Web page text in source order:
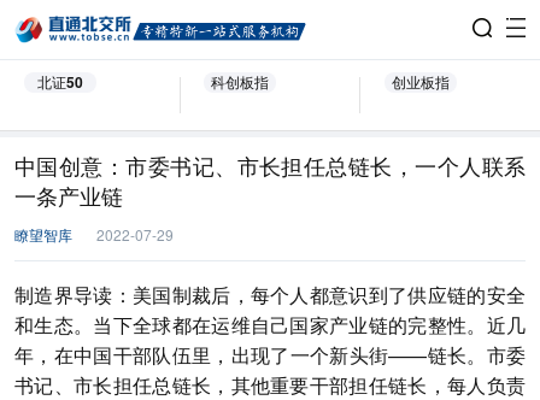
北证50 科创板指 创业板指
中国创意：市委书记、市长担任总链长，一个人联系
一条产业链
瞭望智库 2022-07-29
制造界导读：美国制裁后，每个人都意识到了供应链的安全
和生态。当下全球都在运维自己国家产业链的完整性。近几
年，在中国干部队伍里，出现了一个新头街——链长。市委
书记、市长担任总链长，其他重要干部担任链长，每人负责